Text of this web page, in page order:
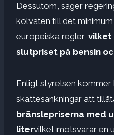
Dessutom, säger
kolväten till det
europeiska regler, vilket
slutpriset på bensin
Enligt styrelsen
skattesänkningar att
bränslepriserna med
litervilket motsvarar en